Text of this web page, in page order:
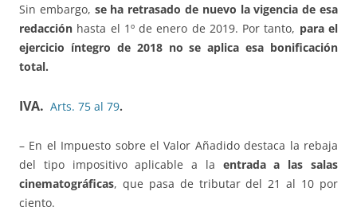
Sin embargo, se ha retrasado de nuevo la vigencia de esa
redacción hasta el 1º de enero de 2019. Por tanto, para el
ejercicio íntegro de 2018 no se aplica esa bonificación
total.
IVA. Arts. 75 al 79.
– En el Impuesto sobre el Valor Añadido destaca la rebaja
del tipo impositivo aplicable a la entrada a las salas
cinematográficas, que pasa de tributar del 21 al 10 por
ciento.